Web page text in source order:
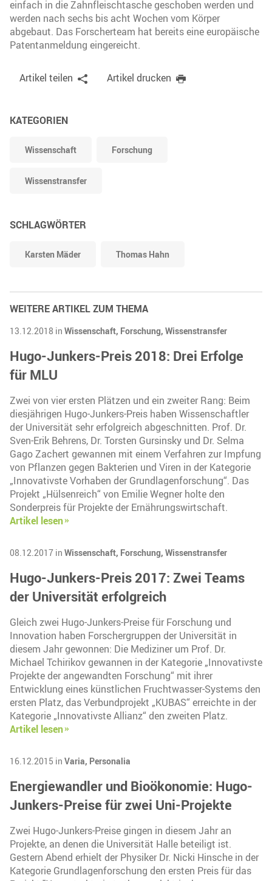
einfach in die Zahnfleischtasche geschoben werden und
werden nach sechs bis acht Wochen vom Körper
abgebaut. Das Forscherteam hat bereits eine europäische
Patentanmeldung eingereicht.
Artikel teilen Artikel drucken
KATEGORIEN
Wissenschaft Forschung
Wissenstransfer
SCHLAGWÖRTER
Karsten Mäder Thomas Hahn
WEITERE ARTIKEL ZUM THEMA
13.12.2018 in Wissenschaft, Forschung, Wissenstransfer
Hugo-Junkers-Preis 2018: Drei Erfolge
für MLU
Zwei von vier ersten Plätzen und ein zweiter Rang: Beim
diesjährigen Hugo-Junkers-Preis haben Wissenschaftler
der Universität sehr erfolgreich abgeschnitten. Prof. Dr.
Sven-Erik Behrens, Dr. Torsten Gursinsky und Dr. Selma
Gago Zachert gewannen mit einem Verfahren zur Impfung
von Pflanzen gegen Bakterien und Viren in der Kategorie
„Innovativste Vorhaben der Grundlagenforschung“. Das
Projekt „Hülsenreich“ von Emilie Wegner holte den
Sonderpreis für Projekte der Ernährungswirtschaft.
Artikel lesen
08.12.2017 in Wissenschaft, Forschung, Wissenstransfer
Hugo-Junkers-Preis 2017: Zwei Teams
der Universität erfolgreich
Gleich zwei Hugo-Junkers-Preise für Forschung und
Innovation haben Forschergruppen der Universität in
diesem Jahr gewonnen: Die Mediziner um Prof. Dr.
Michael Tchirikov gewannen in der Kategorie „Innovativste
Projekte der angewandten Forschung“ mit ihrer
Entwicklung eines künstlichen Fruchtwasser-Systems den
ersten Platz, das Verbundprojekt „KUBAS“ erreichte in der
Kategorie „Innovativste Allianz“ den zweiten Platz.
Artikel lesen
16.12.2015 in Varia, Personalia
Energiewandler und Bioökonomie: Hugo-
Junkers-Preise für zwei Uni-Projekte
Zwei Hugo-Junkers-Preise gingen in diesem Jahr an
Projekte, an denen die Universität Halle beteiligt ist.
Gestern Abend erhielt der Physiker Dr. Nicki Hinsche in der
Kategorie Grundlagenforschung den ersten Preis für das